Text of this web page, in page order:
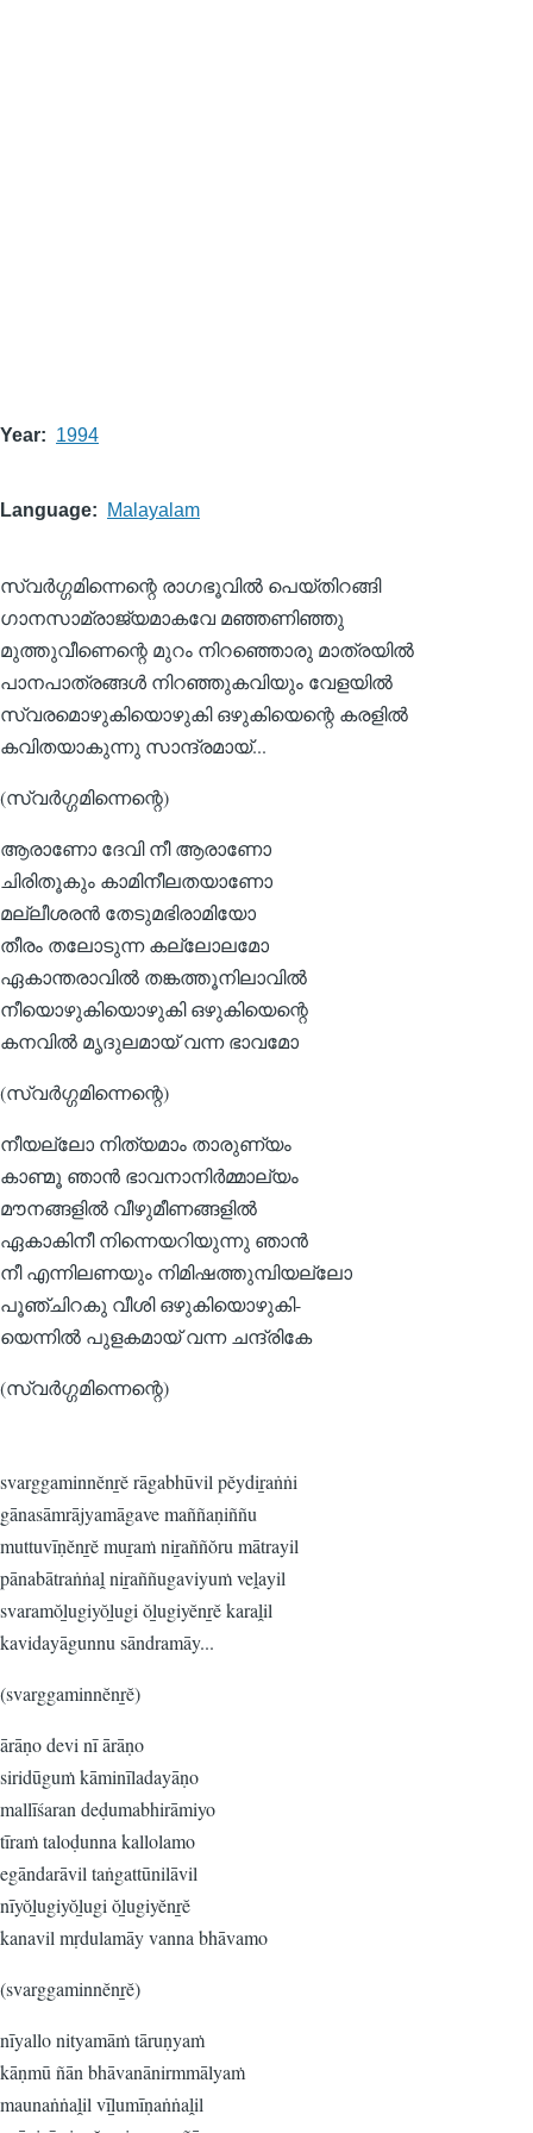
Year 1994
Language Malayalam
സ്വര്‍ഗ്ഗമിന്നെന്റെ രാഗഭൂവില്‍ പെയ്തിറങ്ങി
ഗാനസാമ്രാജ്യമാകവേ മഞ്ഞണിഞ്ഞു
മുത്തുവീണെന്റെ മുറം നിറഞ്ഞൊരു മാത്രയില്‍
പാനപാത്രങ്ങള്‍ നിറഞ്ഞുകവിയും വേളയില്‍
സ്വരമൊഴുകിയൊഴുകി ഒഴുകിയെന്റെ കരളില്‍
കവിതയാകുന്നു സാന്ദ്രമായ്...
(സ്വര്‍ഗ്ഗമിന്നെന്റെ)
ആരാണോ ദേവി നീ ആരാണോ
ചിരിതൂകും കാമിനീലതയാണോ
മല്ലീശരന്‍ തേടുമഭിരാമിയോ
തീരം തലോടുന്ന കല്ലോലമോ
ഏകാന്തരാവില്‍ തങ്കത്തൂനിലാവില്‍
നീയൊഴുകിയൊഴുകി ഒഴുകിയെന്റെ
കനവില്‍ മൃദുലമായ് വന്ന ഭാവമോ
(സ്വര്‍ഗ്ഗമിന്നെന്റെ)
നീയല്ലോ നിത്യമാം താരുണ്യം
കാണ്മൂ ഞാന്‍ ഭാവനാനിര്‍മ്മാല്യം
മൗനങ്ങളില്‍ വീഴുമീണങ്ങളില്‍
ഏകാകിനീ നിന്നെയറിയുന്നു ഞാന്‍
നീ എന്നിലണയും നിമിഷത്തുമ്പിയല്ലോ
പൂഞ്ചിറകു വീശി ഒഴുകിയൊഴുകി-
യെന്നില്‍ പുളകമായ് വന്ന ചന്ദ്രികേ
(സ്വര്‍ഗ്ഗമിന്നെന്റെ)
svarggaminnĕnṟĕ rāgabhūvil pĕydiṟaṅṅi
gānasāmrājyamāgave maññaṇiññu
muttuvīṇĕnṟĕ muṟaṁ niṟaññŏru mātrayil
pānabātraṅṅaḽ niṟaññugaviyuṁ veḽayil
svaramŏḻugiyŏḻugi ŏḻugiyĕnṟĕ karaḽil
kavidayāgunnu sāndramāy...
(svarggaminnĕnṟĕ)
ārāṇo devi nī ārāṇo
siridūguṁ kāminīladayāṇo
mallīśaran deḍumabhirāmiyo
tīraṁ taloḍunna kallolamo
egāndarāvil taṅgattūnilāvil
nīyŏḻugiyŏḻugi ŏḻugiyĕnṟĕ
kanavil mṛdulamāy vanna bhāvamo
(svarggaminnĕnṟĕ)
nīyallo nityamāṁ tāruṇyaṁ
kāṇmū ñān bhāvanānirmmālyaṁ
maunaṅṅaḽil vīḻumīṇaṅṅaḽil